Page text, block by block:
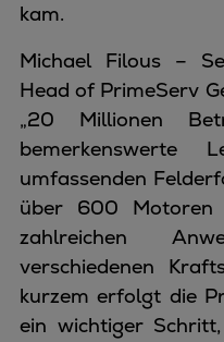
kam.
Michael Filous –
Head of PrimeServ
„20 Millionen
umfassenden
über 600
zahlreichen
verschiedenen
kurzem erfolgt die
ein wichtiger